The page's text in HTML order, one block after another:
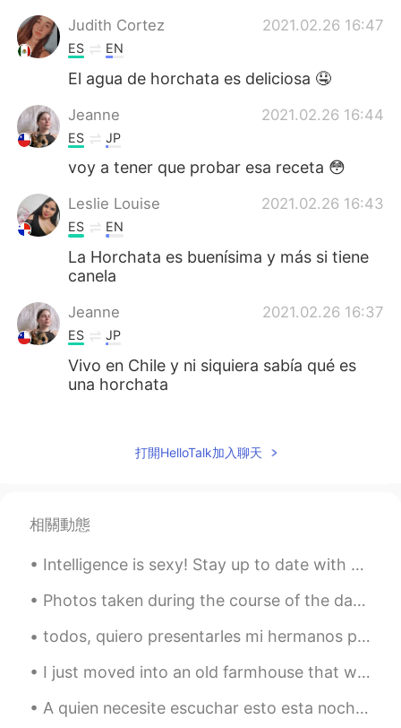
Judith Cortez 2021.02.26 16:47
ES EN
El agua de horchata es deliciosa 🤤
Jeanne 2021.02.26 16:44
ES JP
voy a tener que probar esa receta 😳
Leslie Louise 2021.02.26 16:43
ES EN
La Horchata es buenísima y más si tiene
canela
Jeanne 2021.02.26 16:37
ES JP
Vivo en Chile y ni siquiera sabía qué es
una horchata
ES
En la semana pasada me di cuenta
en mi vida.
a semana pasada me di cuenta que
nunca había probado horchata en mi
vida.
tomgibo 2021.02.26 16:33
打開HelloTalk加入聊天
相關動態
Intelligence is sexy! Stay up to date with current news affairs around the world, increase your g...
Photos taken during the course of the day at Samuel H. Boardman State Scenic Corridor in Oregon. 😊💖😊
todos, quiero presentarles mi hermanos perro nuevo! ella se llama willow (Como un tipo de árbol e...
I just moved into an old farmhouse that was built in the 1700s. I was home alone and filming an E...
A quien necesite escuchar esto esta noche ... Eres suficiente. Tu eres digno. Tu vida importa. Y ...